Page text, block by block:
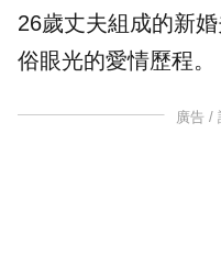
26歲丈夫組成的新
俗眼光的愛情歷程。
廣告 /